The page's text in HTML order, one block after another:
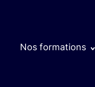
Nos formations